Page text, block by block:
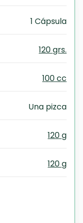
1 Cápsula
120 grs.
100 cc
Una pizca
120 g
120 g